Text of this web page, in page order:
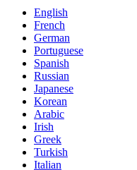
English
French
German
Portuguese
Spanish
Russian
Japanese
Korean
Arabic
Irish
Greek
Turkish
Italian